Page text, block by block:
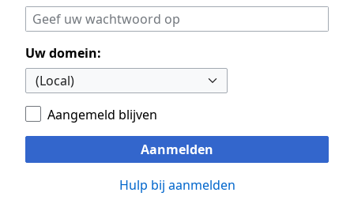
Uw domein:
Aangemeld blijven
Aanmelden
Hulp bij aanmelden